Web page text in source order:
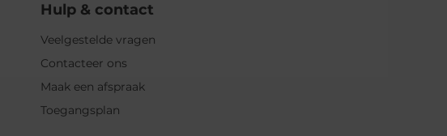
Hulp & contact
Veelgestelde vragen
Contacteer ons
Maak een afspraak
Toegangsplan